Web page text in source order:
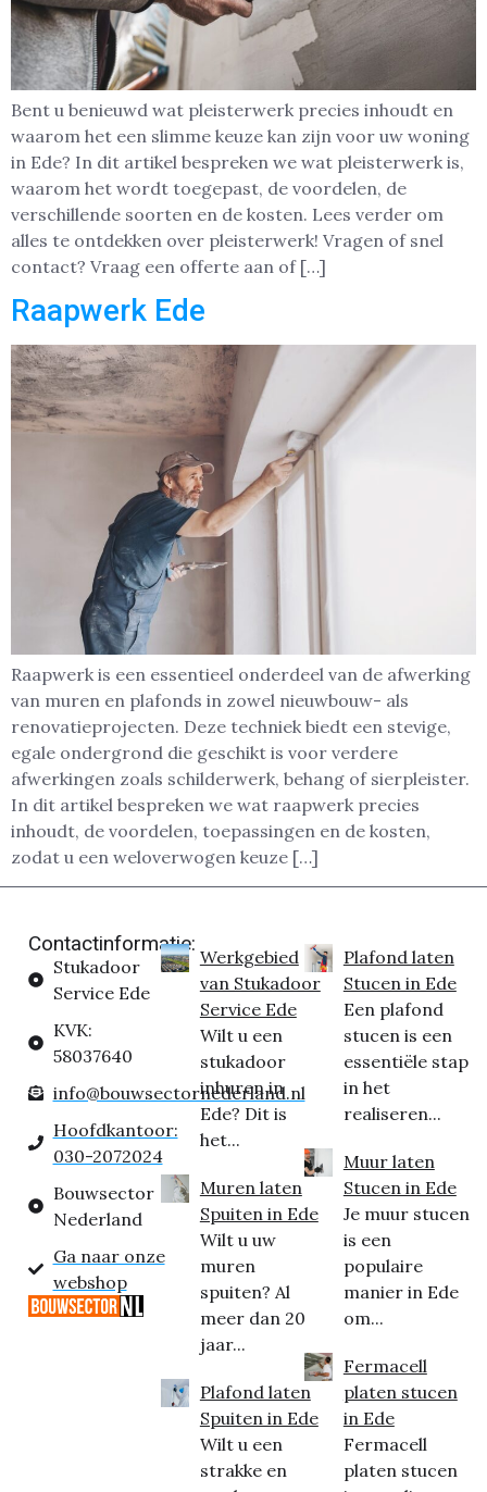
Bent u benieuwd wat pleisterwerk precies inhoudt en
waarom het een slimme keuze kan zijn voor uw woning
in Ede? In dit artikel bespreken we wat pleisterwerk is,
waarom het wordt toegepast, de voordelen, de
verschillende soorten en de kosten. Lees verder om
alles te ontdekken over pleisterwerk! Vragen of snel
contact? Vraag een offerte aan of […]
Raapwerk Ede
Raapwerk is een essentieel onderdeel van de afwerking
van muren en plafonds in zowel nieuwbouw- als
renovatieprojecten. Deze techniek biedt een stevige,
egale ondergrond die geschikt is voor verdere
afwerkingen zoals schilderwerk, behang of sierpleister.
In dit artikel bespreken we wat raapwerk precies
inhoudt, de voordelen, toepassingen en de kosten,
zodat u een weloverwogen keuze […]
Contactinformatie:
Stukadoor
Service Ede
KVK:
58037640
info@bouwsectornederland.nl
Hoofdkantoor:
030-2072024
Bouwsector
Nederland
Ga naar onze
webshop
Werkgebied
van Stukadoor
Service Ede
Wilt u een
stukadoor
inhuren in
Ede? Dit is
het...
Muren laten
Spuiten in Ede
Wilt u uw
muren
spuiten? Al
meer dan 20
jaar...
Plafond laten
Spuiten in Ede
Wilt u een
strakke en
Plafond laten
Stucen in Ede
Een plafond
stucen is een
essentiële stap
in het
realiseren...
Muur laten
Stucen in Ede
Je muur stucen
is een
populaire
manier in Ede
om...
Fermacell
platen stucen
in Ede
Fermacell
platen stucen